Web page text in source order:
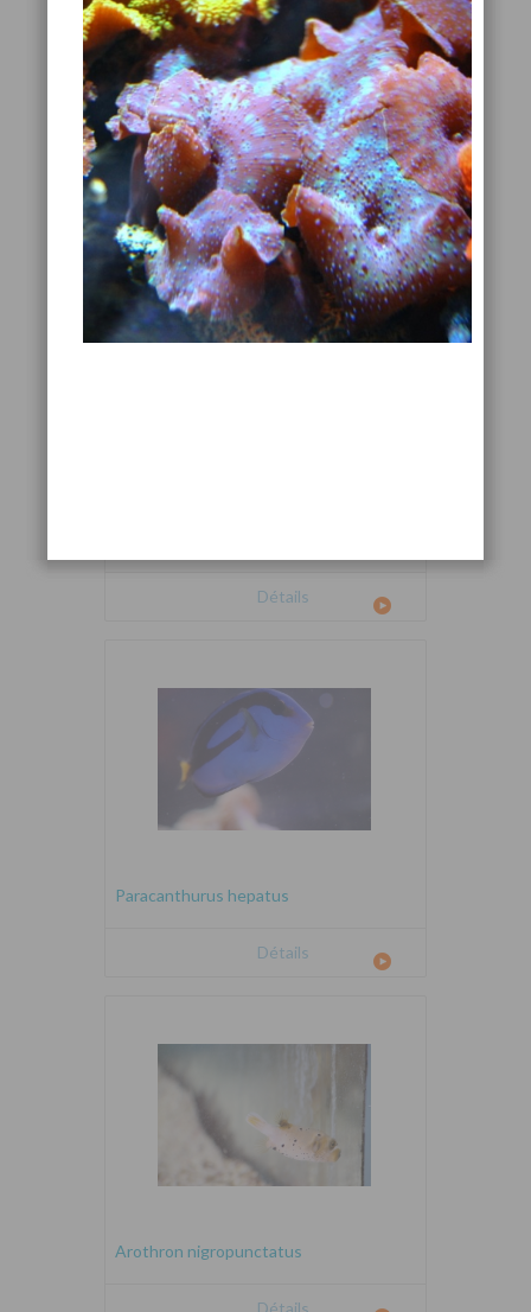
Canthigaster valentini
Détails
Détails
Paracanthurus hepatus
Détails
Arothron nigropunctatus
Détails